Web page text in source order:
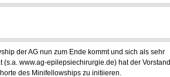
der AG nun zum Ende kommt und sich als sehr
www.ag-epilepsiechirurgie.de) hat der Vorstand
des Minifellowships zu initiieren.